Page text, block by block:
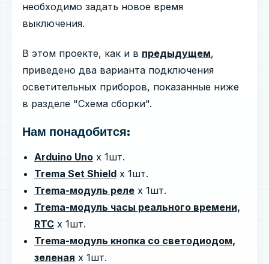
необходимо задать новое время
выключения.
В этом проекте, как и в предыдущем,
приведено два варианта подключения
осветительных приборов, показанные ниже
в разделе "Схема сборки".
Нам понадобится:
Arduino Uno х 1шт.
Trema Set Shield х 1шт.
Trema-модуль реле х 1шт.
Trema-модуль часы реального времени,
RTC х 1шт.
Trema-модуль кнопка со светодиодом,
зеленая х 1шт.